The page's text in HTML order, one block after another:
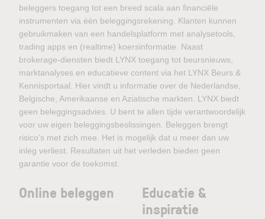
beleggers toegang tot een breed scala aan financiële
instrumenten via één beleggingsrekening. Klanten kunnen
gebruikmaken van een handelsplatform met analysetools,
trading apps en (realtime) koersinformatie. Naast
brokerage-diensten biedt LYNX toegang tot beursnieuws,
marktanalyses en educatieve content via het LYNX Beurs &
Kennisportaal. Hier vindt u informatie over de Nederlandse,
Belgische, Amerikaanse en Aziatische markten. LYNX biedt
geen beleggingsadvies. U bent te allen tijde verantwoordelijk
voor uw eigen beleggingsbeslissingen. Beleggen brengt
risico’s met zich mee. Het is mogelijk dat u meer dan uw
inleg verliest. Resultaten uit het verleden bieden geen
garantie voor de toekomst.
Online beleggen
Educatie &
inspiratie